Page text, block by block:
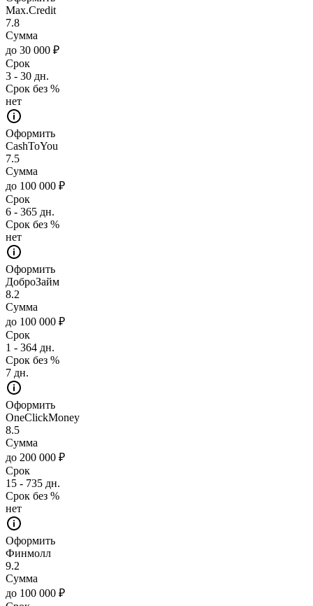
Max.Credit
7.8
Сумма
до 30 000 ₽
Срок
3 - 30 дн.
Срок без %
нет
Оформить
CashToYou
7.5
Сумма
до 100 000 ₽
Срок
6 - 365 дн.
Срок без %
нет
Оформить
ДоброЗайм
8.2
Сумма
до 100 000 ₽
Срок
1 - 364 дн.
Срок без %
7 дн.
Оформить
OneClickMoney
8.5
Сумма
до 200 000 ₽
Срок
15 - 735 дн.
Срок без %
нет
Оформить
Финмолл
9.2
Сумма
до 100 000 ₽